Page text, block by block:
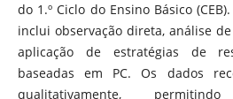
do 1.º Ciclo do Ensino Básico
inclui observação direta, análise
aplicação de estratégias de
baseadas em PC. Os dados
qualitativamente,